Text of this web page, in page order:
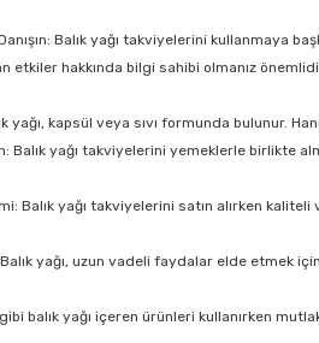
Danışın: Balık yağı takviyelerini
etkiler hakkında bilgi sahibi olmanız
yağı, kapsül veya sıvı formunda bulunur.
Balık yağı takviyelerini yemeklerle birlikte
Balık yağı takviyelerini satın alırken
yağı, uzun vadeli faydalar elde etmek
balık yağı içeren ürünleri kullanırken